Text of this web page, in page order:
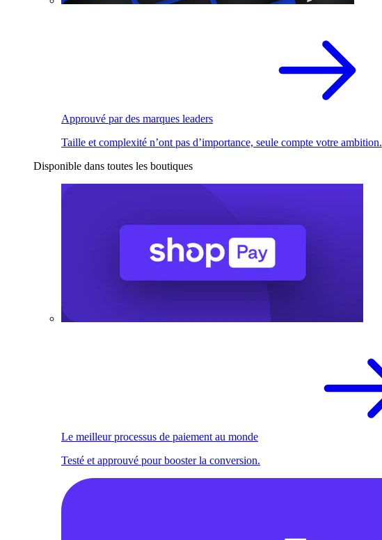
Approuvé par des marques leaders
Taille et complexité n’ont pas d’importance, seule compte votre ambition.
Disponible dans toutes les boutiques
Le meilleur processus de paiement au monde
Testé et approuvé pour booster la conversion.